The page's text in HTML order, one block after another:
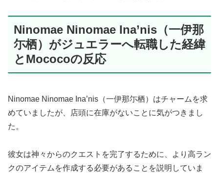
Ninomae Ninomae Ina’nis（一伊那
尓栖）がジュエラーへ転職した経緯
とMococoの反応
Ninomae Ninomae Ina’nis（一伊那尓栖）はチャームを求
めていましたが、店頭に在庫がないことに気がつきまし
た。
彼女は神々からのクエストを完了するために、より高ラン
クのアイテムを作成する必要があることを説明していま